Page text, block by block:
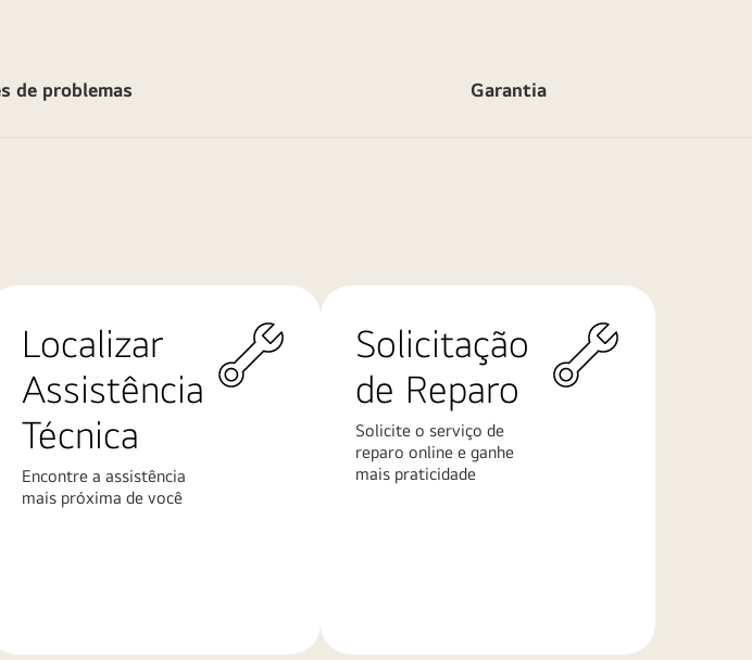
de problemas Garantia
Localizar
Assistência
Técnica
Encontre a assistência
mais próxima de você
Solicitação
de Reparo
Solicite o serviço de
reparo online e ganhe
mais praticidade